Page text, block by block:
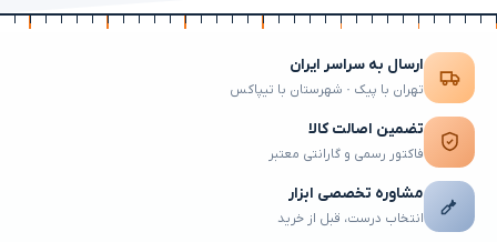
ارسال به سراسر ایران
تهران با پیک · شهرستان با تیپاکس
تضمین اصالت کالا
فاکتور رسمی و گارانتی معتبر
مشاوره تخصصی ابزار
انتخاب درست، قبل از خرید